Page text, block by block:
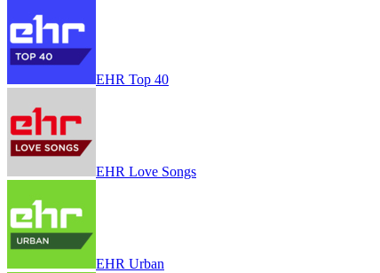
EHR Top 40
EHR Love Songs
EHR Urban